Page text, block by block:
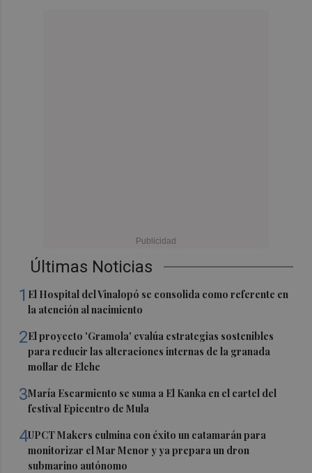
Últimas Noticias
1 El Hospital del Vinalopó se consolida como referente en
la atención al nacimiento
2El proyecto 'Gramola' evalúa estrategias sostenibles
para reducir las alteraciones internas de la granada
mollar de Elche
3María Escarmiento se suma a El Kanka en el cartel del
festival Epicentro de Mula
4UPCT Makers culmina con éxito un catamarán para
monitorizar el Mar Menor y ya prepara un dron
submarino autónomo